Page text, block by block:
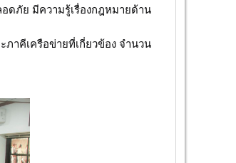
ดภัย มีความรู้เรื่องกฎหมายด้าน
าคีเครือข่ายที่เกี่ยวข้อง จำนวน